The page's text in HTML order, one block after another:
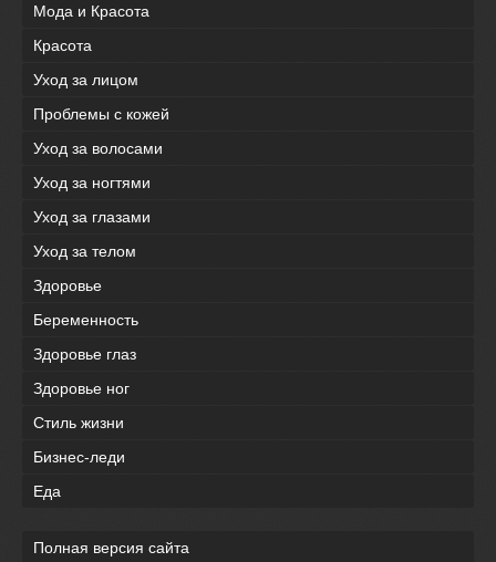
Мода и Красота
Красота
Уход за лицом
Проблемы с кожей
Уход за волосами
Уход за ногтями
Уход за глазами
Уход за телом
Здоровье
Беременность
Здоровье глаз
Здоровье ног
Стиль жизни
Бизнес-леди
Еда
Полная версия сайта